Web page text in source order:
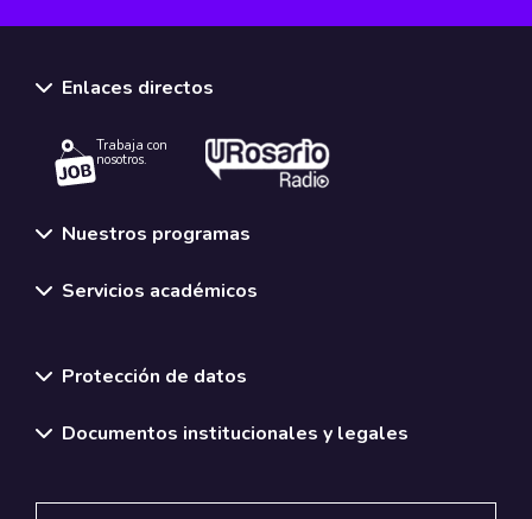
Enlaces directos
Trabaja con
nosotros.
Nuestros programas
Servicios académicos
Protección de datos
Documentos institucionales y legales